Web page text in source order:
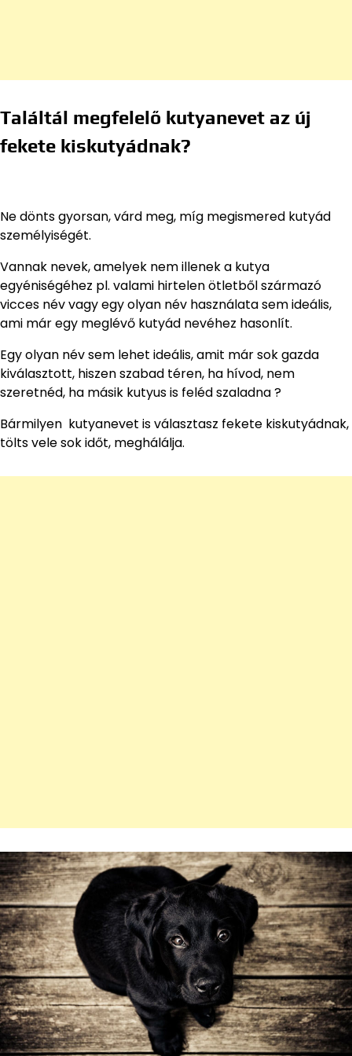
Találtál megfelelő kutyanevet az új
fekete kiskutyádnak?
Ne dönts gyorsan, várd meg, míg megismered kutyád
személyiségét.
Vannak nevek, amelyek nem illenek a kutya
egyéniségéhez pl. valami hirtelen ötletből származó
vicces név vagy egy olyan név használata sem ideális,
ami már egy meglévő kutyád nevéhez hasonlít.
Egy olyan név sem lehet ideális, amit már sok gazda
kiválasztott, hiszen szabad téren, ha hívod, nem
szeretnéd, ha másik kutyus is feléd szaladna ?
Bármilyen kutyanevet is választasz fekete kiskutyádnak,
tölts vele sok időt, meghálálja.